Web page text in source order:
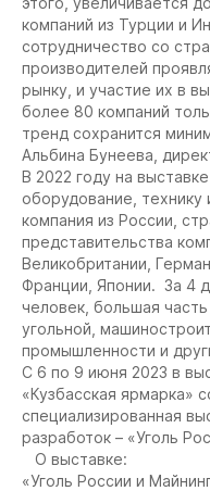
компаний из Турции и
сотрудничество со
производителей
рынку, и участие их в
более 80 компаний
тренд сохранится
Альбина Бунеева,
В 2022 году на
оборудование, технику
компания из России,
представительства
Великобритании,
Франции, Японии. За 4
человек, большая
угольной,
промышленности и
С 6 по 9 июня 2023 в
«Кузбасская ярмарка»
специализированная
разработок – «Уголь
О выставке:
«Уголь России и